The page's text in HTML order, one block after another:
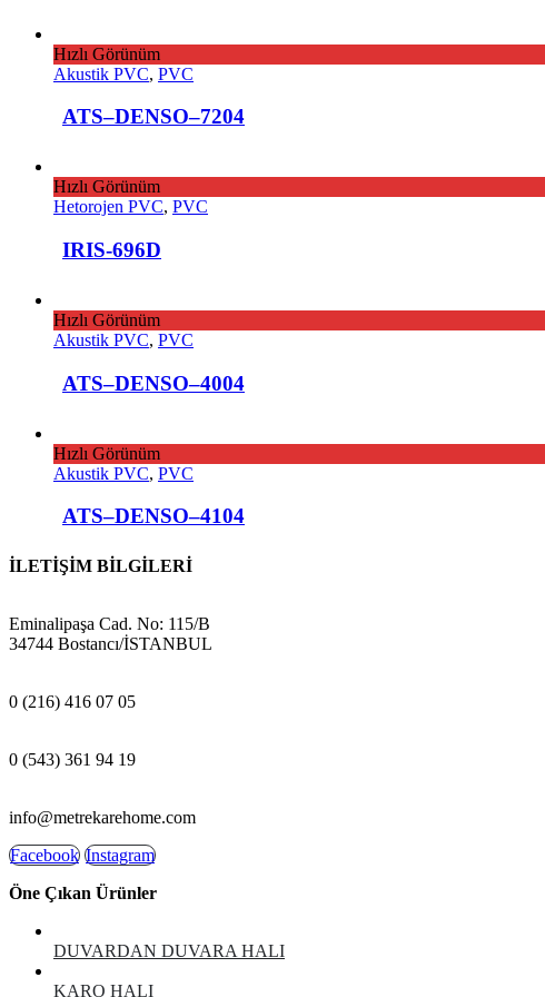
Hızlı Görünüm
Akustik PVC, PVC
ATS–DENSO–7204
Hızlı Görünüm
Hetorojen PVC, PVC
IRIS-696D
Hızlı Görünüm
Akustik PVC, PVC
ATS–DENSO–4004
Hızlı Görünüm
Akustik PVC, PVC
ATS–DENSO–4104
İLETİŞİM BİLGİLERİ
Eminalipaşa Cad. No: 115/B
34744 Bostancı/İSTANBUL
0 (216) 416 07 05
0 (543) 361 94 19
info@metrekarehome.com
Facebook Instagram
Öne Çıkan Ürünler
DUVARDAN DUVARA HALI
KARO HALI